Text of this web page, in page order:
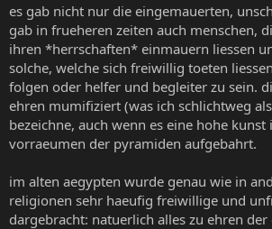
es gab nicht nur die eingemauerten,
gab in frueheren zeiten auch menschen,
ihren *herrschaften* einmauern liessen
solche, welche sich freiwillig toeten
folgen oder helfer und begleiter zu sein.
ehren mumifiziert (was ich schlichtweg
bezeichne, auch wenn es eine hohe kunst
vorraeumen der pyramiden aufgebahrt.
im alten aegypten wurde genau wie in
religionen sehr haeufig freiwillige und
dargebracht: natuerlich alles zu ehren der